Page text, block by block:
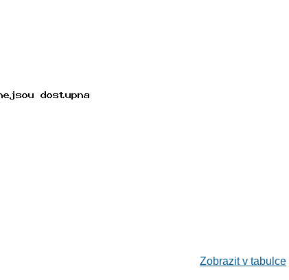
Zobrazit v tabulce